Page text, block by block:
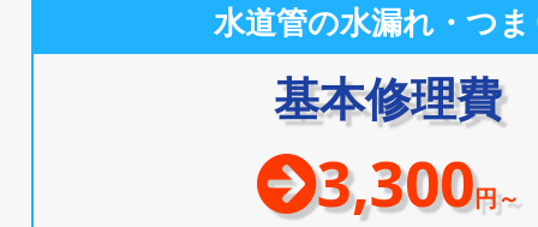
水道管の水漏れ・つ
基本修理費
3,300円～